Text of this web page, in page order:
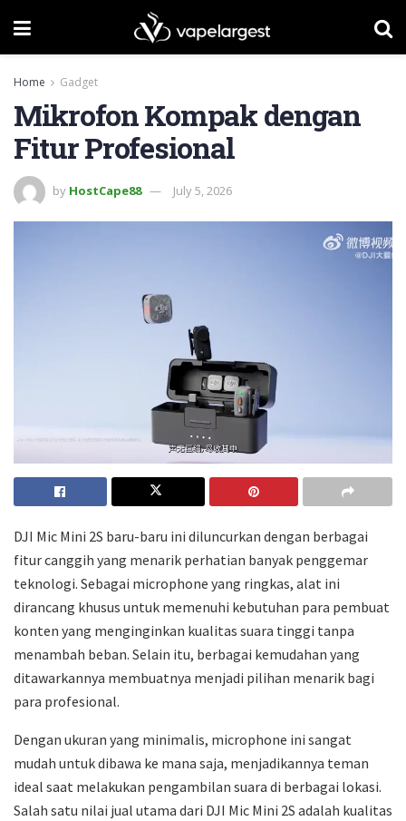
Home Gadget
Mikrofon Kompak dengan
Fitur Profesional
by HostCape88 July 5, 2026
DJI Mic Mini 2S baru-baru ini diluncurkan dengan berbagai
fitur canggih yang menarik perhatian banyak penggemar
teknologi. Sebagai microphone yang ringkas, alat ini
dirancang khusus untuk memenuhi kebutuhan para pembuat
konten yang menginginkan kualitas suara tinggi tanpa
menambah beban. Selain itu, berbagai kemudahan yang
ditawarkannya membuatnya menjadi pilihan menarik bagi
para profesional.
Dengan ukuran yang minimalis, microphone ini sangat
mudah untuk dibawa ke mana saja, menjadikannya teman
ideal saat melakukan pengambilan suara di berbagai lokasi.
Salah satu nilai jual utama dari DJI Mic Mini 2S adalah kualitas